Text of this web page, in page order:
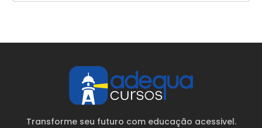
Transforme seu futuro com educação acessivel.